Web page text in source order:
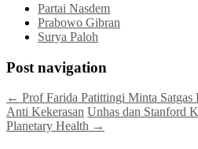
Partai Nasdem
Prabowo Gibran
Surya Paloh
Post navigation
← Prof Farida Patittingi Minta
Anti Kekerasan Unhas dan Stanford
Planetary Health →